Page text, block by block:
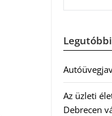
Az üzleti
Debrecen